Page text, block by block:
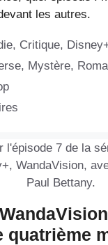
les autres.
, Critique,
, Mystère,
quatrième